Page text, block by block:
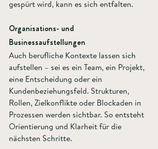
gespürt wird, kann es sich entfalten.
Organisations- und
Businessaufstellungen
Auch berufliche Kontexte lassen sich
aufstellen – sei es ein Team, ein Projekt,
eine Entscheidung oder ein
Kundenbeziehungsfeld. Strukturen,
Rollen, Zielkonflikte oder Blockaden in
Prozessen werden sichtbar. So entsteht
Orientierung und Klarheit für die
nächsten Schritte.